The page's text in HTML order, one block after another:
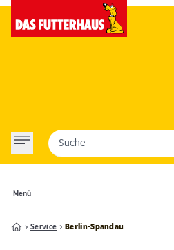
Menü
Suche
Service Berlin-Spandau